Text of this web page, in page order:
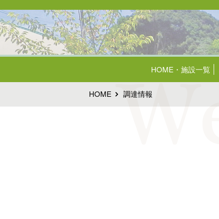
HOME・施設一覧
HOME 調達情報